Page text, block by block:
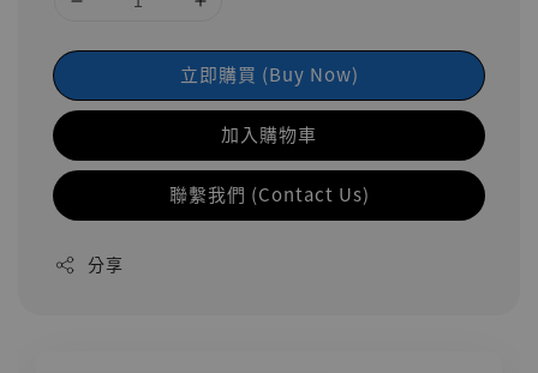
立即購買 (Buy Now)
加入購物車
聯繫我們 (Contact Us)
分享